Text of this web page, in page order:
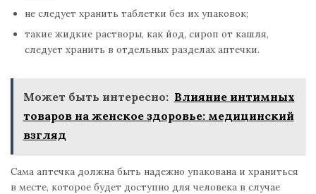
не следует хранить таблетки без их упаковок;
такие жидкие растворы, как йод, сироп от кашля,
следует хранить в отдельных разделах аптечки.
Может быть интересно: Влияние интимных
товаров на женское здоровье: медицинский
взгляд
Сама аптечка должна быть надежно упакована и храниться
в месте, которое будет доступно для человека в случае